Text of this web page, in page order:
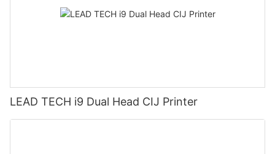
LEAD TECH i9 Dual Head CIJ Printer